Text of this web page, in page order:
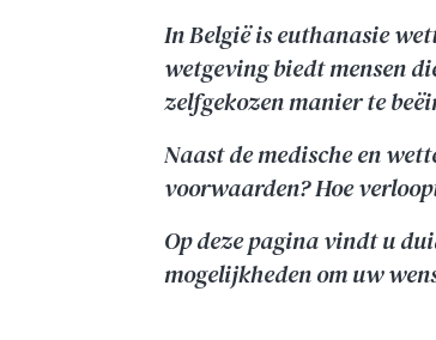
In België is euthanasie
wetgeving biedt mensen
zelfgekozen manier te
Naast de medische en
voorwaarden? Hoe
Op deze pagina vindt u
mogelijkheden om uw